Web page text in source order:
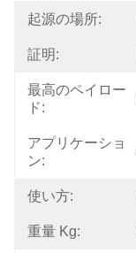
起源の場所:
証明:
最高のペイロー
ド:
アプリケーショ
ン:
使い方:
重量 Kg: